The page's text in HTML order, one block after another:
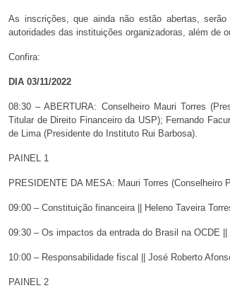
As inscrições, que ainda não estão abertas,
autoridades das instituições organizadoras, além de
Confira:
DIA 03/11/2022
08:30 – ABERTURA: Conselheiro Mauri Torres
Titular de Direito Financeiro da USP); Fernando
de Lima (Presidente do Instituto Rui Barbosa).
PAINEL 1
PRESIDENTE DA MESA: Mauri Torres (Conselheiro
09:00 – Constituição financeira || Heleno Taveira
09:30 – Os impactos da entrada do Brasil na OCDE
10:00 – Responsabilidade fiscal || José Roberto
PAINEL 2